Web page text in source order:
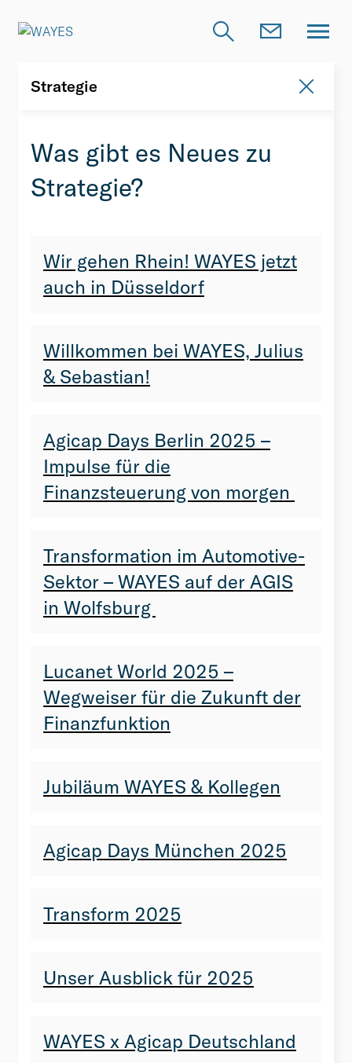
Strategie
Was gibt es Neues zu
Strategie?
Wir gehen Rhein! WAYES jetzt
auch in Düsseldorf
Willkommen bei WAYES, Julius
& Sebastian!
Agicap Days Berlin 2025 –
Impulse für die
Finanzsteuerung von morgen
Transformation im Automotive-
Sektor – WAYES auf der AGIS
in Wolfsburg
Lucanet World 2025 –
Wegweiser für die Zukunft der
Finanzfunktion
Jubiläum WAYES & Kollegen
Agicap Days München 2025
Transform 2025
Unser Ausblick für 2025
WAYES x Agicap Deutschland